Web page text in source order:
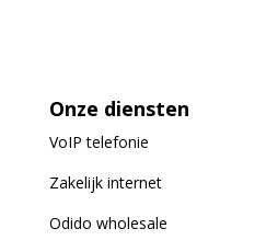
Onze diensten
VoIPtelefonie
Zakelijk internet
Odido wholesale